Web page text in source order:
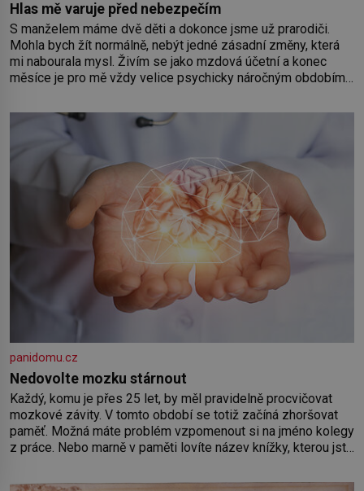
Hlas mě varuje před nebezpečím
S manželem máme dvě děti a dokonce jsme už prarodiči.
Mohla bych žít normálně, nebýt jedné zásadní změny, která
mi nabourala mysl. Živím se jako mzdová účetní a konec
měsíce je pro mě vždy velice psychicky náročným obdobím.
o pomoc, co se hlídání týče. Dalo by se
panidomu.cz
Nedovolte mozku stárnout
Každý, komu je přes 25 let, by měl pravidelně procvičovat
mozkové závity. V tomto období se totiž začíná zhoršovat
paměť. Možná máte problém vzpomenout si na jméno kolegy
z práce. Nebo marně v paměti lovíte název knížky, kterou jste
paměť rozhodla stávkovat. Cvičte